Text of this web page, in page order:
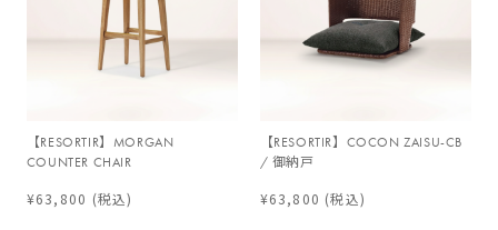
【RESORTIR】MORGAN
COUNTER CHAIR
¥63,800 (税込)
【RESORTIR】COCON ZAISU-CB
/ 御納戸
¥63,800 (税込)